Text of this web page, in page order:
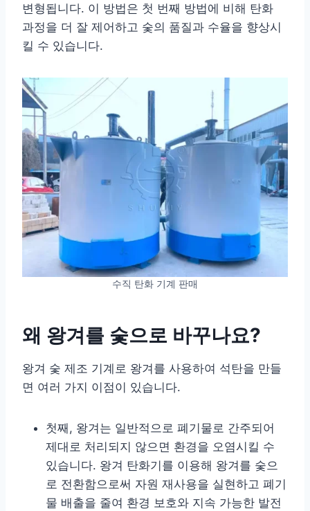
변형됩니다. 이 방법은 첫 번째 방법에 비해 탄화
과정을 더 잘 제어하고 숯의 품질과 수율을 향상시
킬 수 있습니다.
수직 탄화 기계 판매
왜 왕겨를 숯으로 바꾸나요?
왕겨 숯 제조 기계로 왕겨를 사용하여 석탄을 만들
면 여러 가지 이점이 있습니다.
첫째, 왕겨는 일반적으로 폐기물로 간주되어
제대로 처리되지 않으면 환경을 오염시킬 수
있습니다. 왕겨 탄화기를 이용해 왕겨를 숯으
로 전환함으로써 자원 재사용을 실현하고 폐기
물 배출을 줄여 환경 보호와 지속 가능한 발전